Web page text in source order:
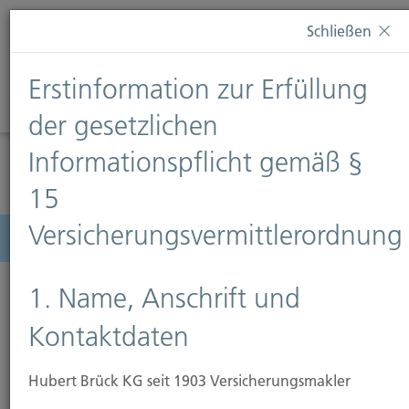
Diese Webseite verwendet Cookies. Wenn Sie weiterhin
Informationen finden Sie auf unserer SeiteDatenschutz
Diese Nachricht nicht erneut anzeigen
Menü
Schließen
Erstinformation zur Erfüllung
der gesetzlichen
Informationspflicht gemäß §
15
Versicherungsvermittlerordnung
1. Name, Anschrift und
Kontaktdaten
Hubert Brück KG seit 1903 Versicherungsmakler